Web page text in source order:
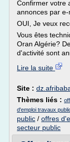
Confirmer votre
annonces par e-
OUI, Je veux
Vous êtes
Oran Algérie?
d'activité sont
Lire la suite
Site :
Thèmes liés :
d'emploi travaux
public / offres
secteur public